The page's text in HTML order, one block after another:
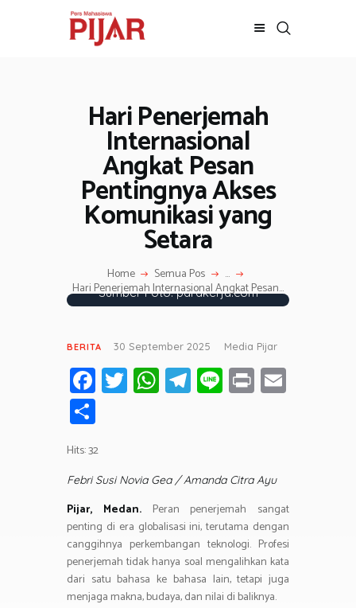
Hari Penerjemah
Internasional
Angkat Pesan
Pentingnya Akses
Komunikasi yang
Setara
Home Semua Pos ...
Hari Penerjemah Internasional Angkat Pesan...
BERITA
ADVERTORIAL
SOSOK
GALERI
HIBURAN
JALAN-JALAN
GAYA HIDUP
OLAHRAGA
OPINISumber Foto: parakerja.com
BERITA 30 September 2025 Media Pijar
Fa
ce
o
ok
T
wi
W
h
A
p
p
T
el
a
m
Li
n
Pr
in
h
ar
e
Hits: 32
Febri Susi Novia Gea / Amanda Citra Ayu
Pijar, Medan.Peran penerjemah sangat
penting di era globalisasi ini, terutama dengan
canggihnya perkembangan teknologi. Profesi
penerjemah tidak hanya soal mengalihkan kata
dari satu bahasa ke bahasa lain, tetapi juga
menjaga makna, budaya, dan nilai di baliknya.